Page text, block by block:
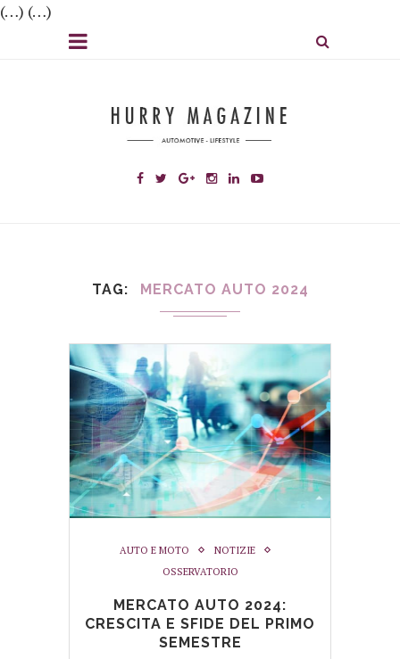
(…) (…)
TAG MERCATO AUTO 2024
AUTO E MOTO
NOTIZIE
OSSERVATORIO
MERCATO AUTO 2024:
CRESCITA E SFIDE DEL PRIMO
SEMESTRE